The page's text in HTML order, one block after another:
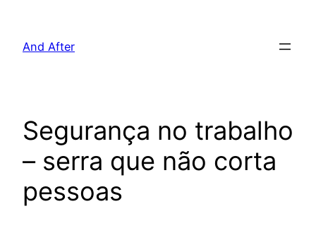
And After
Segurança no trabalho
– serra que não corta
pessoas